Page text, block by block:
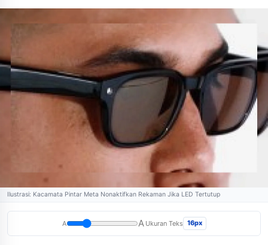
Ilustrasi: Kacamata Pintar Meta Nonaktifkan Rekaman Jika LED Tertutup
A A Ukuran Teks 16px